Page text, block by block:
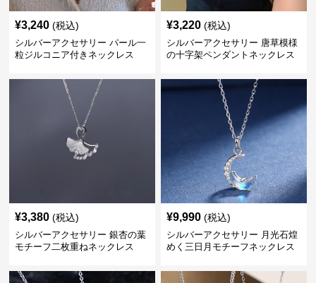
¥3,240 (税込)
シルバーアクセサリー パール一
粒ジルコニア付きネックレス
¥3,220 (税込)
シルバーアクセサリー 唐草模様
の十字架ペンダントネックレス
¥3,380 (税込)
シルバーアクセサリー 銀杏の葉
モチーフ二枚重ねネックレス
¥9,990 (税込)
シルバーアクセサリー 月光石煌
めく三日月モチーフネックレス